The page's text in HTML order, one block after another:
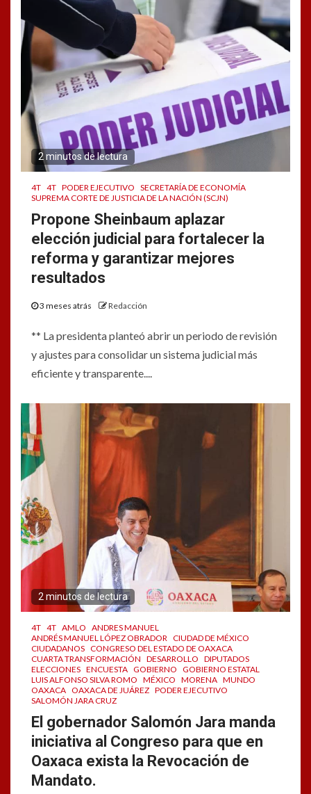
2 minutos de lectura
4T 4T PODER EJECUTIVO SECRETARÍA DE ECONOMÍA
SUPREMA CORTE DE JUSTICIA DE LA NACIÓN (SCJN)
Propone Sheinbaum aplazar
elección judicial para fortalecer la
reforma y garantizar mejores
resultados
3 meses atrás Redacción
** La presidenta planteó abrir un periodo de revisión
y ajustes para consolidar un sistema judicial más
eficiente y transparente....
2 minutos de lectura
4T 4T AMLO ANDRES MANUEL
ANDRÉS MANUEL LÓPEZ OBRADOR CIUDAD DE MÉXICO
CIUDADANOS CONGRESO DEL ESTADO DE OAXACA
CUARTA TRANSFORMACIÓN DESARROLLO DIPUTADOS
ELECCIONES ENCUESTA GOBIERNO GOBIERNO ESTATAL
LUIS ALFONSO SILVA ROMO MÉXICO MORENA MUNDO
OAXACA OAXACA DE JUÁREZ PODER EJECUTIVO
SALOMÓN JARA CRUZ
El gobernador Salomón Jara manda
iniciativa al Congreso para que en
Oaxaca exista la Revocación de
Mandato.